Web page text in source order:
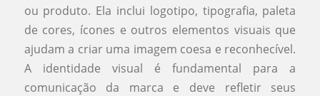
ou produto. Ela inclui logotipo, tipografia, paleta
de cores, ícones e outros elementos visuais que
ajudam a criar uma imagem coesa e reconhecível.
A identidade visual é fundamental para a
comunicação da marca e deve refletir seus